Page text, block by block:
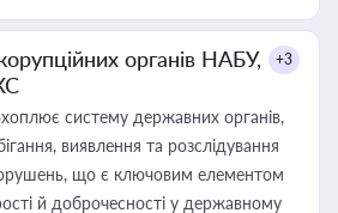
органів НАБУ,
+3
систему державних органів,
виявлення та розслідування
що є ключовим елементом
й доброчесності у державному